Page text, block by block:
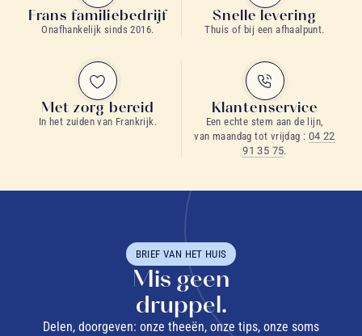
Frans familiebedrijf
Onafhankelijk sinds 2016.
Snelle levering
Thuis of bij een afhaalpunt.
Met zorg bereid
In het zuiden van Frankrijk.
Klantenservice
Een echte stem aan de lijn,
van maandag tot vrijdag : 04 22
91 35 75.
BRIEF VAN HET HUIS
Mis geen
druppel.
Delen, doorgeven: onze theeën, onze tips, onze soms